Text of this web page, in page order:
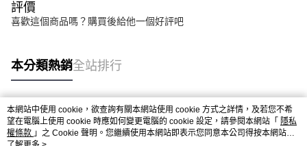
評價
喜歡這個商品嗎？購買後給他一個好評吧
本分類熱銷全站排行
熱門標籤
本網站中使用 cookie，欲查詢有關本網站使用 cookie 方式之詳情，及若您不希
望在電腦上使用 cookie 時應如何變更電腦的 cookie 設定，請參閱本網站「 隱私
權條款 」之 Cookie 聲明。您繼續使用本網站即表示您同意本公司得按本網站使